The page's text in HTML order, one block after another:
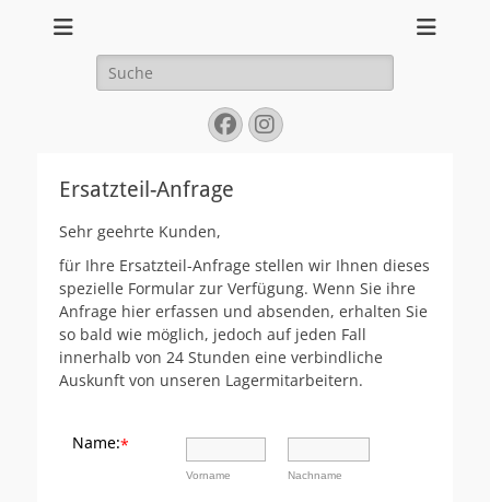
Suche
nach:
Facebook
Instagram
Ersatzteil-Anfrage
Sehr geehrte Kunden,
für Ihre Ersatzteil-Anfrage stellen wir Ihnen dieses
spezielle Formular zur Verfügung. Wenn Sie ihre
Anfrage hier erfassen und absenden, erhalten Sie
so bald wie möglich, jedoch auf jeden Fall
innerhalb von 24 Stunden eine verbindliche
Auskunft von unseren Lagermitarbeitern.
Name:*
Vorname Nachname